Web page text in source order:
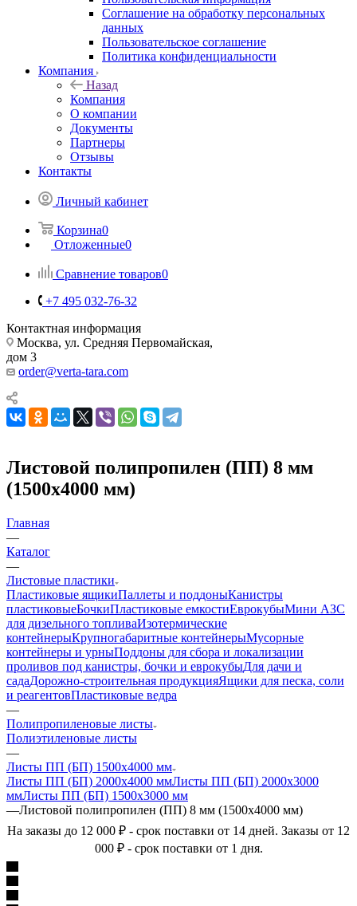
Соглашение на обработку персональных
данных
Пользовательское соглашение
Политика конфиденциальности
Компания
Назад
Компания
О компании
Документы
Партнеры
Отзывы
Контакты
Личный кабинет
Корзина0
Отложенные0
Сравнение товаров0
+7 495 032-76-32
Контактная информация
Москва, ул. Средняя Первомайская,
дом 3
order@verta-tara.com
Листовой полипропилен (ПП) 8 мм
(1500х4000 мм)
Главная
—
Каталог
—
Листовые пластики
Пластиковые ящикиПаллеты и поддоныКанистры
пластиковыеБочкиПластиковые емкостиЕврокубыМини АЗС
для дизельного топливаИзотермические
контейнерыКрупногабаритные контейнерыМусорные
контейнеры и урныПоддоны для сбора и локализации
проливов под канистры, бочки и еврокубыДля дачи и
садаДорожно-строительная продукцияЯщики для песка, соли
и реагентовПластиковые ведра
—
Полипропиленовые листы
Полиэтиленовые листы
—
Листы ПП (БП) 1500х4000 мм
Листы ПП (БП) 2000х4000 ммЛисты ПП (БП) 2000х3000
ммЛисты ПП (БП) 1500х3000 мм
—Листовой полипропилен (ПП) 8 мм (1500х4000 мм)
На заказы до 12 000 ₽ - срок поставки от 14 дней. Заказы от 12
000 ₽ - срок поставки от 1 дня.